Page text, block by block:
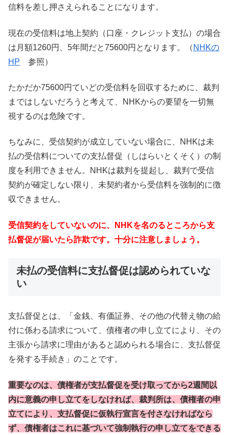
信料を差し押さえられることになります。
現在の受信料は地上契約（口座・クレジット支払）の場合
は月額1260円、5年間だと75600円となります。（ NHKの
HP 参照）
たかだか75600円ていどの受信料を回収するために、裁判
まではしないだろうと考えて、NHKからの要望を一切無
視するのは危険です。
ちなみに、受信契約が成立していない場合に、NHKは未
払の受信料についての支払督促（しはらいとくそく）の制
度を利用できません。NHKは裁判を提起し、裁判で受信
契約が確定しない限り、未契約者から受信料を強制的に徴
収できません。
受信契約をしていないのに、NHKを名のるところから支
払督促が届いたら詐欺です。十分に注意しましょう。
未払の受信料に支払督促は認められていな
い
支払督促とは、「金銭、有価証券、その他の代替え物の給
付に係わる請求について、債権者の申し立てにより、その
主張から請求に理由があると認められる場合に、支払督促
を発する手続き」のことです。
重要なのは、債権者が支払督促を受け取ってから2週間以
内に意義の申し立てをしなければ、裁判所は、債権者の申
立てにより、支払督促に仮執行宣言を付さなければなら
ず、債権者はこれに基づいて強制執行の申し立てをできる